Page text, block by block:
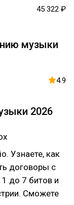
45 322 ₽
музыки
4.9
2026
Узнаете, как
договоры с
1 до 7 битов и
Сможете